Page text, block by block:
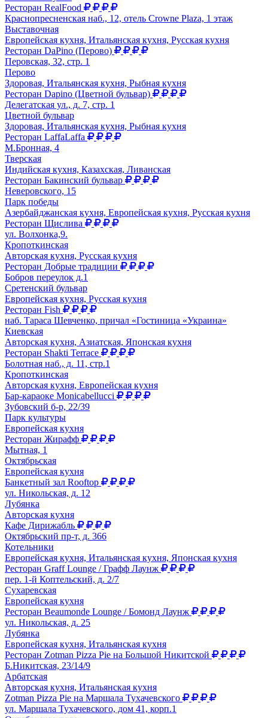
Ресторан RealFood
Краснопресненская наб., 12, отель Crowne Plaza, 1 этаж
Выставочная
Европейская кухня, Итальянская кухня, Русская кухня
Ресторан DaPino (Перово)
Перовская, 32, стр. 1
Перово
Здоровая, Итальянская кухня, Рыбная кухня
Ресторан Dapino (Цветной бульвар)
Делегатская ул., д. 7, стр. 1
Цветной бульвар
Здоровая, Итальянская кухня, Рыбная кухня
Ресторан LaffaLaffa
М.Бронная, 4
Тверская
Индийская кухня, Казахская, Ливанская
Ресторан Бакинский бульвар
Неверовского, 15
Парк победы
Азербайджанская кухня, Европейская кухня, Русская кухня
Ресторан Щислива
ул. Волхонка,9.
Кропоткинская
Авторская кухня, Русская кухня
Ресторан Добрые традиции
Бобров переулок д.1
Сретенский бульвар
Европейская кухня, Русская кухня
Ресторан Fish
наб. Тараса Шевченко, причал «Гостиница «Украина»
Киевская
Авторская кухня, Азиатская, Японская кухня
Ресторан Shakti Terrace
Болотная наб., д. 11, стр.1
Кропоткинская
Авторская кухня, Европейская кухня
Бар-караоке Monicabellucci
Зубовский б-р, 22/39
Парк культуры
Европейская кухня
Ресторан Жирафф
Мытная, 1
Октябрьская
Европейская кухня
Банкетный зал Rooftop
ул. Никольская, д. 12
Лубянка
Авторская кухня
Кафе Дирижабль
Октябрьский пр-т, д. 366
Котельники
Европейская кухня, Итальянская кухня, Японская кухня
Ресторан Graff Lounge / Графф Лаунж
пер. 1-й Коптельский, д. 2/7
Сухаревская
Европейская кухня
Ресторан Beaumonde Lounge / Бомонд Лаунж
ул. Никольская, д. 25
Лубянка
Европейская кухня, Итальянская кухня
Ресторан Zotman Pizza Pie на Большой Никитской
Б.Никитская, 23/14/9
Арбатская
Авторская кухня, Итальянская кухня
Zotman Pizza Pie на Маршала Тухачевского
ул. Маршала Тухачевского, дом 41, корп.1